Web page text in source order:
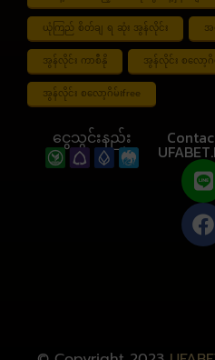
ယုံကြည် စိတ်ချ ရ ဆုံး အွန်လိုင်း အ
အွန်လိုင်း ကာစီနို အွန်လိုင်း စလော့ဂိ
အွန်လိုင်း စလော့ဂိမ်းfree
ငွေသွင်းနည်း